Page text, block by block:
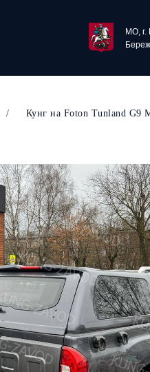
МО, г.
/ Кунг на Foton Tunland G9